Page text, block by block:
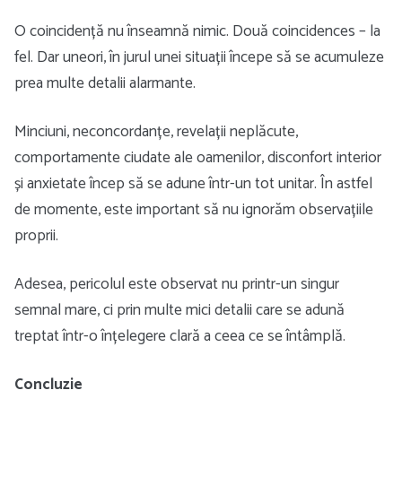
O coincidență nu înseamnă nimic. Două coincidences – la
fel. Dar uneori, în jurul unei situații începe să se acumuleze
prea multe detalii alarmante.
Minciuni, neconcordanțe, revelații neplăcute,
comportamente ciudate ale oamenilor, disconfort interior
și anxietate încep să se adune într-un tot unitar. În astfel
de momente, este important să nu ignorăm observațiile
proprii.
Adesea, pericolul este observat nu printr-un singur
semnal mare, ci prin multe mici detalii care se adună
treptat într-o înțelegere clară a ceea ce se întâmplă.
Concluzie